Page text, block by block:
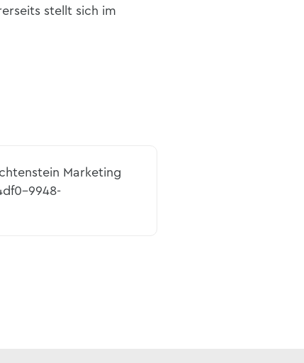
stellt sich im
Marketing
9948-